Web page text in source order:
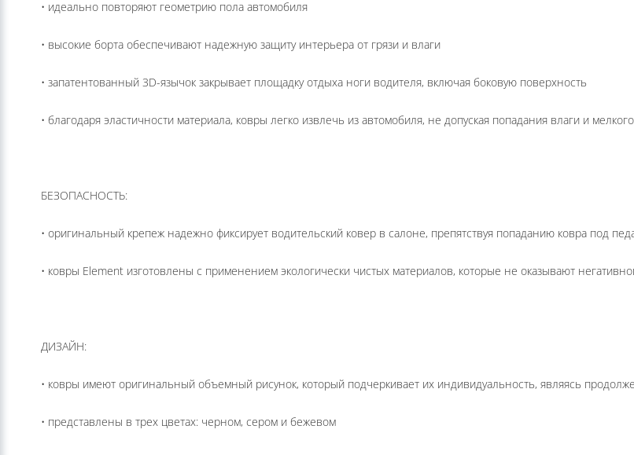
• идеально повторяют геометрию пола автомобиля
• высокие борта обеспечивают надежную защиту интерьера от грязи и влаги
• запатентованный 3D-язычок закрывает площадку отдыха ноги водителя, включая боковую поверхность
• благодаря эластичности материала, ковры легко извлечь из автомобиля, не допуская попадания влаги и
БЕЗОПАСНОСТЬ:
• оригинальный крепеж надежно фиксирует водительский ковер в салоне, препятствуя попаданию ковра под
• ковры Element изготовлены с применением экологически чистых материалов, которые не оказывают
ДИЗАЙН:
• ковры имеют оригинальный объемный рисунок, который подчеркивает их индивидуальность, являясь
• представлены в трех цветах: черном, сером и бежевом